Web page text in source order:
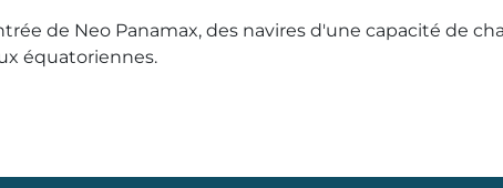
de Neo Panamax, des navires d'une capacité de
équatoriennes.